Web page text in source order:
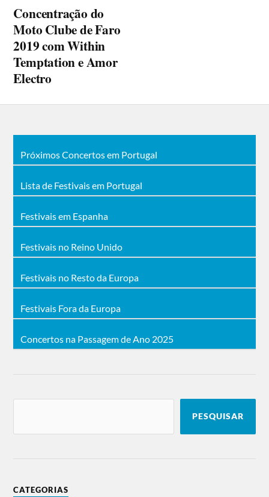
Concentração do
Moto Clube de Faro
2019 com Within
Temptation e Amor
Electro
Próximos Concertos em Portugal
Lista de Festivais em Portugal
Festivais em Espanha
Festivais no Reino Unido
Festivais no Resto da Europa
Festivais Fora da Europa
Concertos na Passagem de Ano 2025
PESQUISAR
CATEGORIAS